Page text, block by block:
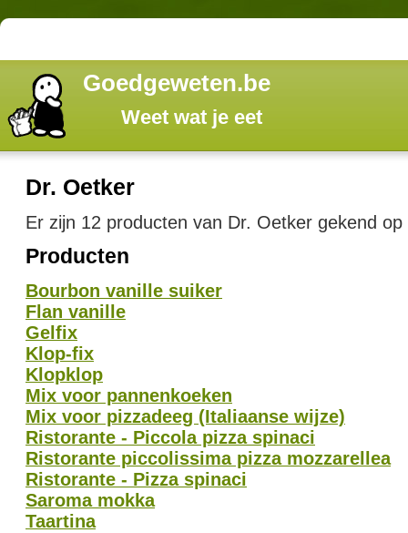
Goedgeweten.be
Weet wat je eet
Dr. Oetker
Er zijn 12 producten van Dr. Oetker gekend
Producten
Bourbon vanille suiker
Flan vanille
Gelfix
Klop-fix
Klopklop
Mix voor pannenkoeken
Mix voor pizzadeeg (Italiaanse wijze)
Ristorante - Piccola pizza spinaci
Ristorante piccolissima pizza mozzarellea
Ristorante - Pizza spinaci
Saroma mokka
Taartina